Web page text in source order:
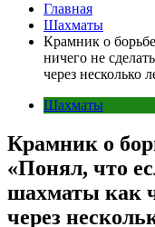
Главная
Шахматы
Крамник о
ничего не
через несколько
Шахматы
Крамник о
«Понял, что
шахматы как
через